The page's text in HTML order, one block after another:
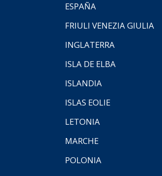
ESPAÑA
FRIULI VENEZIA GIULIA
INGLATERRA
ISLA DE ELBA
ISLANDIA
ISLAS EOLIE
LETONIA
MARCHE
POLONIA